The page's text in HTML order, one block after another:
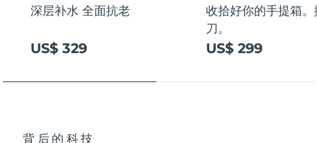
深层补水 全面抗老
US$ 329
收拾好你的手提箱
刀。
US$ 299
背后的科技